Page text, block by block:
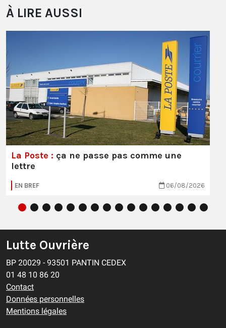
À LIRE AUSSI
La Poste : ça ne passe pas comme une
lettre
EN BREF 06/08/2026
Lutte Ouvrière
BP 20029 - 93501 PANTIN CEDEX
01 48 10 86 20
Contact
Données personnelles
Mentions légales